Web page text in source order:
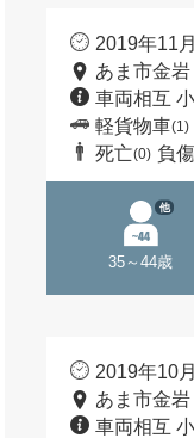
2019年11
あま市金岩
車両相互
軽貨物車(1)
死亡(0) 負傷
35～44歳
他
2019年10
あま市金岩
車両相互